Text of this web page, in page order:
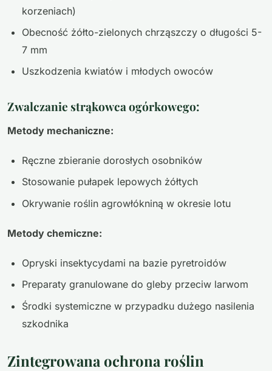
korzeniach)
Obecność żółto-zielonych chrząszczy o długości 5-
7 mm
Uszkodzenia kwiatów i młodych owoców
Zwalczanie strąkowca ogórkowego:
Metody mechaniczne:
Ręczne zbieranie dorosłych osobników
Stosowanie pułapek lepowych żółtych
Okrywanie roślin agrowłókniną w okresie lotu
Metody chemiczne:
Opryski insektycydami na bazie pyretroidów
Preparaty granulowane do gleby przeciw larwom
Środki systemiczne w przypadku dużego nasilenia
szkodnika
Zintegrowana ochrona roślin